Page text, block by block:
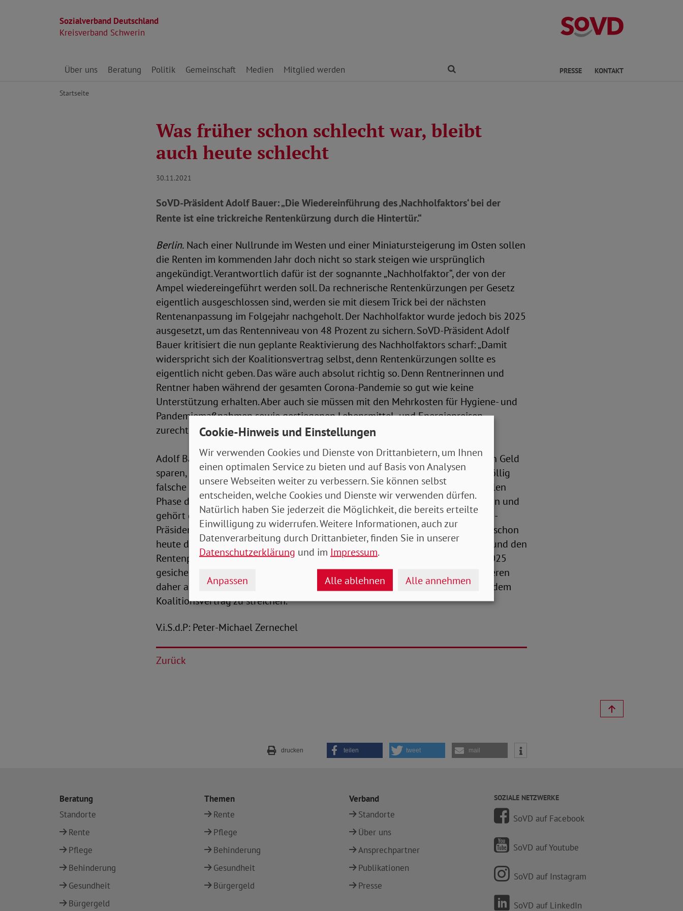
Sozialverband Deutschland
Kreisverband Schwerin
Kreisverband
Direkt zu den Inhalten springen
Über uns Beratung Politik Gemeinschaft Medien Mitglied werden PRESSE KONTAKT
Startseite
Was früher schon schlecht war, bleibt
auch heute schlecht
30.11.2021
SoVD-Präsident Adolf Bauer: „Die Wiedereinführung des ‚Nachholfaktors‘ bei der
Rente ist eine trickreiche Rentenkürzung durch die Hintertür.“
Berlin. Nach einer Nullrunde im Westen und einer Miniatursteigerung im Osten sollen
die Renten im kommenden Jahr doch nicht so stark steigen wie ursprünglich
angekündigt. Verantwortlich dafür ist der sognannte „Nachholfaktor“, der von der
Ampel wiedereingeführt werden soll. Da rechnerische Rentenkürzungen per Gesetz
eigentlich ausgeschlossen sind, werden sie mit diesem Trick bei der nächsten
Rentenanpassung im Folgejahr nachgeholt. Der Nachholfaktor wurde jedoch bis 2025
ausgesetzt, um das Rentenniveau von 48 Prozent zu sichern. SoVD-Präsident Adolf
Bauer kritisiert die nun geplante Reaktivierung des Nachholfaktors scharf: „Damit
widerspricht sich der Koalitionsvertrag selbst, denn Rentenkürzungen sollte es
eigentlich nicht geben. Das wäre auch absolut richtig so. Denn Rentnerinnen und
Rentner haben während der gesamten Corona-Pandemie so gut wie keine
Unterstützung erhalten. Aber auch sie müssen mit den Mehrkosten für Hygiene- und
Pandemiemaßnahmen sowie gestiegenen Lebensmittel- und Energiepreisen,
zurechtkommen.“
Adolf Bauer legt nach: „Hier will man auf dem Rücken von Millionen Menschen Geld
sparen, die teilweise schon heute kaum über die Runden kommen. Es ist das völlig
falsche Signal, den Nachholfaktor zu reaktivieren – insbesondere in der aktuellen
Phase der Pandemie. Der Faktor war damals bei seiner Einführung schon Unsinn und
gehört daher auch dauerhaft gestrichen.“ Damit richtet sich der Blick des SoVD-
Präsidenten auch auf kommende Generationen: „Die Wiedereinführung würde schon
heute das Auskommen der Rentnerinnen und Rentner von morgen gefährden und den
Rentenpakt auf lange Sicht destabilisieren. Zwar wäre das Rentenniveau bis 2025
gesichert, aber danach würde es umso stärker abstürzen. Wir als SoVD appellieren
daher an die Ampel, die Wiedereinführung des Nachholfaktors umgehend aus dem
Koalitionsvertrag zu streichen.“
V.i.S.d.P: Peter-Michael Zernechel
Zurück
drucken teilen tweet mail
Beratung
Standorte
Rente
Pflege
Behinderung
Gesundheit
Bürgergeld
Themen
Rente
Pflege
Behinderung
Gesundheit
Bürgergeld
Verband
Standorte
Über uns
Ansprechpartner
Publikationen
Presse
SOZIALE NETZWERKE
SoVD auf Facebook
SoVD auf Youtube
SoVD auf Instagram
SoVD auf LinkedIn
Cookie-Hinweis und Einstellungen
Wir verwenden Cookies und Dienste von Drittanbietern, um Ihnen
einen optimalen Service zu bieten und auf Basis von Analysen
unsere Webseiten weiter zu verbessern. Sie können selbst
entscheiden, welche Cookies und Dienste wir verwenden dürfen.
Natürlich haben Sie jederzeit die Möglichkeit, die bereits erteilte
Einwilligung zu widerrufen. Weitere Informationen, auch zur
Datenverarbeitung durch Drittanbieter, finden Sie in unserer
Datenschutzerklärung und im Impressum.
Anpassen Alle ablehnen Alle annehmen